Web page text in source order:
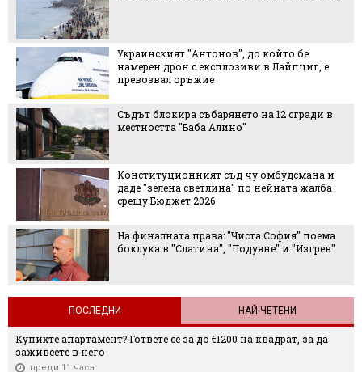
"Антонов", до който бе
с експлозиви в Лайпциг, е
събарянето на 12 сгради в
"Баба Алино"
съд чу омбудсмана и
светлина" по нейната жалба
2026
права: "Чиста София" поема
"Подуяне" и "Изгрев"
Това ли е
царевица
След
Испанската
Леонор,
Колко
носенето
ПОСЛЕДНИ НАЙ-ЧЕТЕНИ
Купихте апартамент? Гответе се за до €1200 на квадрат, за да
заживеете в него
преди 11 часа